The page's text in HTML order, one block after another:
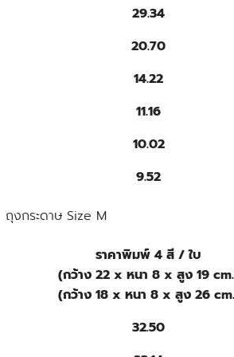
29.34
20.70
14.22
11.16
10.02
9.52
ถุงกระดาษ Size M
ราคาพิมพ์ 4 สี / ใบ
(กว้าง 22 x หนา 8 x สูง 19
(กว้าง 18 x หนา 8 x สูง 26
32.50